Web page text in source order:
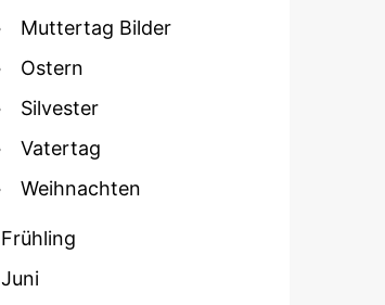
Muttertag Bilder
Ostern
Silvester
Vatertag
Weihnachten
Frühling
Juni